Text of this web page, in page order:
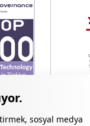
sosyal medya